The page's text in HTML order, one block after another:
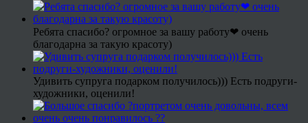
Ребята спасибо? огромное за вашу работу❤ очень
благодарна за такую красоту)
Удивить супруга подарком получилось))) Есть подруги-
художники, оценили!